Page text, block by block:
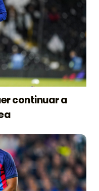
continuar a